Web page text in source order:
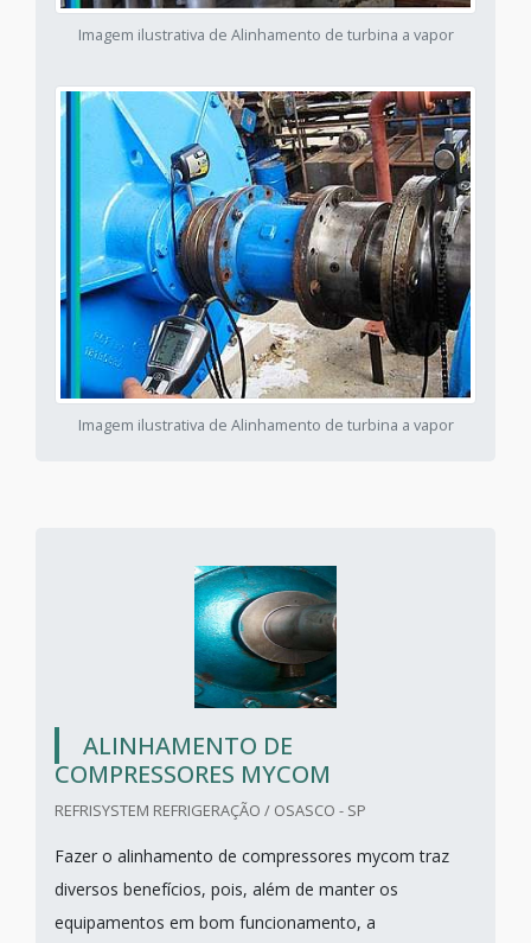
Imagem ilustrativa de Alinhamento de turbina a vapor
Imagem ilustrativa de Alinhamento de turbina a vapor
ALINHAMENTO DE
COMPRESSORES MYCOM
REFRISYSTEM REFRIGERAÇÃO / OSASCO - SP
Fazer o alinhamento de compressores mycom traz
diversos benefícios, pois, além de manter os
equipamentos em bom funcionamento, a